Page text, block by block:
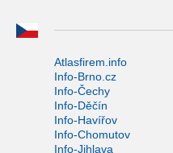
Atlasfirem.info
Info-Brno.cz
Info-Čechy
Info-Děčín
Info-Havířov
Info-Chomutov
Info-Jihlava